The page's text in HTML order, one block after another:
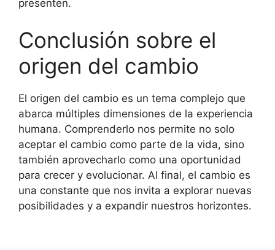
presenten.
Conclusión sobre el
origen del cambio
El origen del cambio es un tema complejo que
abarca múltiples dimensiones de la experiencia
humana. Comprenderlo nos permite no solo
aceptar el cambio como parte de la vida, sino
también aprovecharlo como una oportunidad
para crecer y evolucionar. Al final, el cambio es
una constante que nos invita a explorar nuevas
posibilidades y a expandir nuestros horizontes.